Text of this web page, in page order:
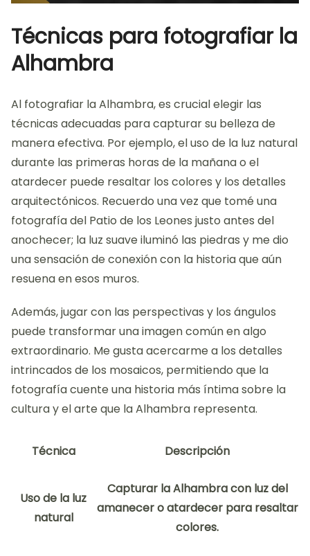
Técnicas para fotografiar la
Alhambra
Al fotografiar la Alhambra, es crucial elegir las
técnicas adecuadas para capturar su belleza de
manera efectiva. Por ejemplo, el uso de la luz natural
durante las primeras horas de la mañana o el
atardecer puede resaltar los colores y los detalles
arquitectónicos. Recuerdo una vez que tomé una
fotografía del Patio de los Leones justo antes del
anochecer; la luz suave iluminó las piedras y me dio
una sensación de conexión con la historia que aún
resuena en esos muros.
Además, jugar con las perspectivas y los ángulos
puede transformar una imagen común en algo
extraordinario. Me gusta acercarme a los detalles
intrincados de los mosaicos, permitiendo que la
fotografía cuente una historia más íntima sobre la
cultura y el arte que la Alhambra representa.
Técnica Descripción
Uso de la luz
natural
Capturar la Alhambra con luz del
amanecer o atardecer para resaltar
colores.